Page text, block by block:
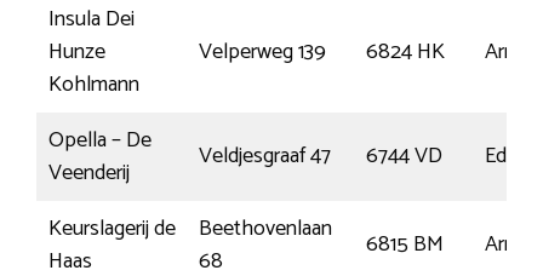
Insula Dei
Hunze
Kohlmann
Velperweg 139 6824 HK
Opella – De
Veenderij
Veldjesgraaf 47 6744 VD
Keurslagerij de
Haas
Beethovenlaan
68
6815 BM